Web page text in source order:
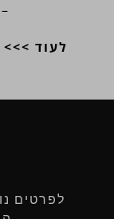
לעוד >>>
לפרטים